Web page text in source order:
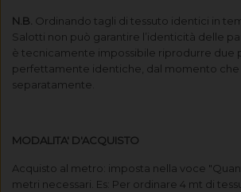
N.B. Ordinando tagli di tessuto identici in
Salotti non può garantire l’identicità delle
è tecnicamente impossibile riprodurre due
perfettamente identiche, dal momento che
separatamente.
MODALITA' D'ACQUISTO
Acquisto al metro: imposta nella voce
metri necessari. Es: Per ordinare 4 mt di